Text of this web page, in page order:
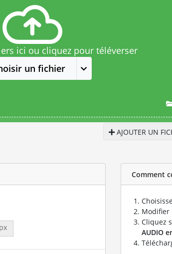
ici ou cliquez pour téléverser
un fichier
AJOUTER UN
px
Comment
Modifier
Cliquez
AUDIO